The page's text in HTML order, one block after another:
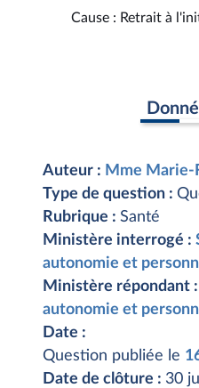
Cause : Retrait à
Auteur : Mme Marie-
Type de question :
Rubrique : Santé
Ministère interrogé :
autonomie et
Ministère répondant :
autonomie et
Date :
Question publiée le
Date de clôture : 30